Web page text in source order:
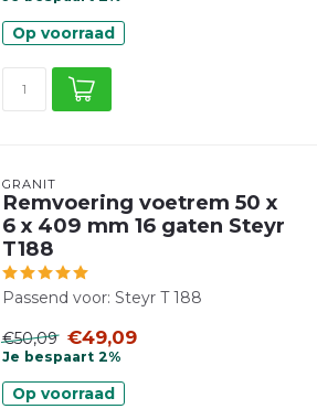
Op voorraad
GRANIT
Remvoering voetrem 50 x
6 x 409 mm 16 gaten Steyr
T188
Passend voor: Steyr T 188
€50,09 €49,09
Je bespaart 2%
Op voorraad